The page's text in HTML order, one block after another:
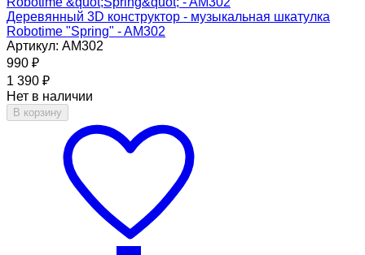
Деревянный 3D конструктор - музыкальная шкатулка
Robotime "Spring" - AM302
Артикул: AM302
990 ₽
1 390 ₽
Нет в наличии
В корзину